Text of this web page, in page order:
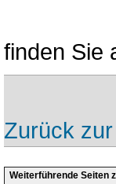
finden Sie
Zurück
Weiterführende Seiten